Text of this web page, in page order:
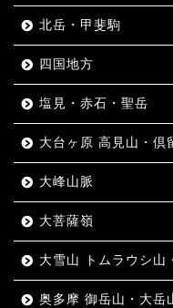
北岳・甲斐駒
四国地方
塩見・赤石・聖岳
大台ヶ原 高見山・倶
大峰山脈
大菩薩嶺
大雪山 トムラウシ山
奥多摩 御岳山・大岳